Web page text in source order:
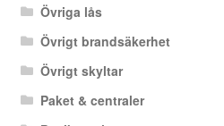
Övriga lås
Övrigt brandsäkerhet
Övrigt skyltar
Paket & centraler